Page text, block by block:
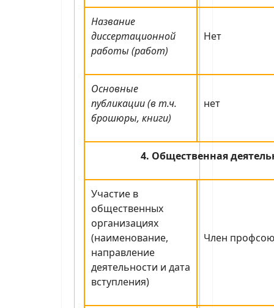
Название
диссертационной
работы (работ)
Нет
Основные
публикации (в т.ч.
брошюры, книги)
нет
4. Общественная
Участие в
общественных
организациях
(наименование,
направление
деятельности и дата
вступления)
Член